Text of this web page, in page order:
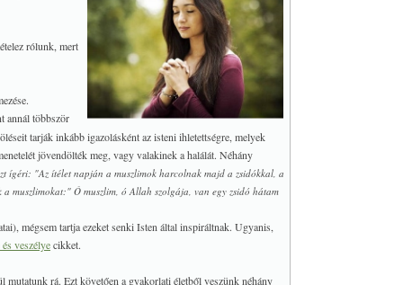
rólunk, mert
annál többször
tarják inkább igazolásként az isteni ihletettségre, melyek
jövendölték meg, vagy valakinek a halálát. Néhány
ígéri: "Az ítélet napján a muszlimok harcolnak majd a zsidókkal, a
a muszlimokat:" Ó muszlim, ó Allah szolgája, van egy zsidó hátam
mégsem tartja ezeket senki Isten által inspiráltnak. Ugyanis,
veszélyecikket.
mutatunk rá. Ezt követően a gyakorlati életből veszünk néhány